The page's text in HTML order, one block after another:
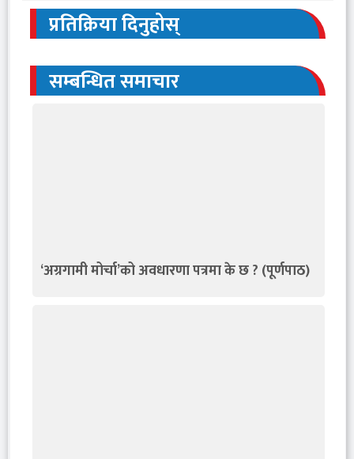
प्रतिक्रिया दिनुहोस्
सम्बन्धित समाचार
‘अग्रगामी मोर्चा’को अवधारणा पत्रमा के छ ? (पूर्णपाठ)